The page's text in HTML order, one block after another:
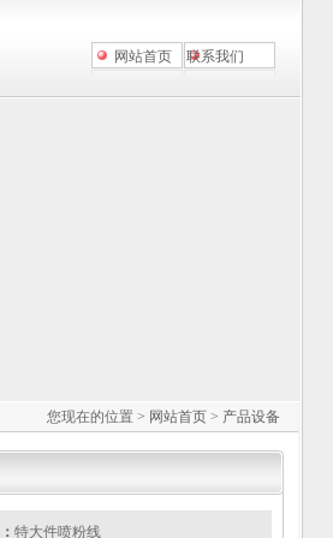
网站首页 联系我们
您现在的位置 > 网站首页 > 产品设备
特大件喷粉线